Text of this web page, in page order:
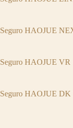
Seguro HAOJUE
Seguro HAOJUE VR
Seguro HAOJUE DK